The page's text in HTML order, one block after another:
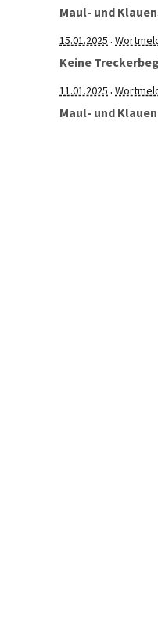
Maul- und
15.01.2025 ·
Keine
11.01.2025 ·
Maul- und